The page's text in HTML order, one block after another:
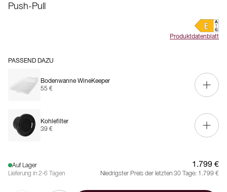
Push-Pull
Produktdatenblatt
PASSEND DAZU
Bodenwanne WineKeeper
55 €
Kohlefilter
39 €
Auf Lager
Lieferung in 2-6 Tagen
1.799 €
Niedrigster Preis der letzten 30 Tage: 1.799 €